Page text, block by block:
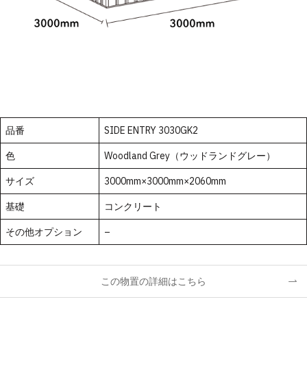
品番 SIDE ENTRY 3030GK2
色 Woodland Grey（ウッドランドグレー）
サイズ 3000mm×3000mm×2060mm
基礎 コンクリート
その他オプション –
この物置の詳細はこちら